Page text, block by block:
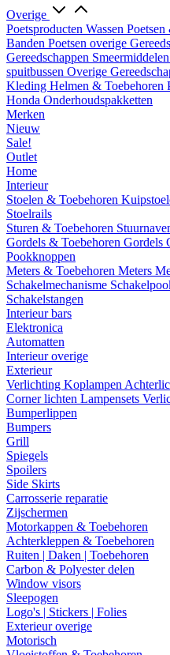
Overige
Poetsproducten Wassen
Banden Poetsen overige
Gereedschappen
spuitbussen Overige
Kleding Helmen & Toebehoren
Honda Onderhoudspakketten
Merken
Nieuw
Sale!
Outlet
Home
Interieur
Stoelen & Toebehoren
Stoelrails
Sturen & Toebehoren
Gordels & Toebehoren Gordels
Pookknoppen
Meters & Toebehoren Meters
Schakelmechanisme
Schakelstangen
Interieur bars
Elektronica
Automatten
Interieur overige
Exterieur
Verlichting Koplampen
Corner lichten Lampensets
Bumperlippen
Bumpers
Grill
Spiegels
Spoilers
Side Skirts
Carrosserie reparatie
Zijschermen
Motorkappen & Toebehoren
Achterkleppen & Toebehoren
Ruiten | Daken | Toebehoren
Carbon & Polyester delen
Window visors
Sleepogen
Logo's | Stickers | Folies
Exterieur overige
Motorisch